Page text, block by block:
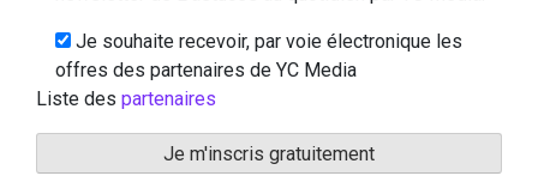
Je souhaite recevoir, par voie électronique les
offres des partenaires de YC Media
Liste des partenaires